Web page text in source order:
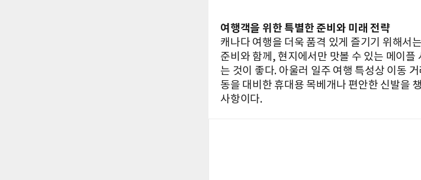
여행객을 위한 특별한 준비와 미래 전략
캐나다 여행을 더욱 품격 있게 즐기기 위해서
준비와 함께, 현지에서만 맛볼 수 있는 메이
는 것이 좋다. 아울러 일주 여행 특성상 이동
동을 대비한 휴대용 목베개나 편안한 신발을
사항이다.